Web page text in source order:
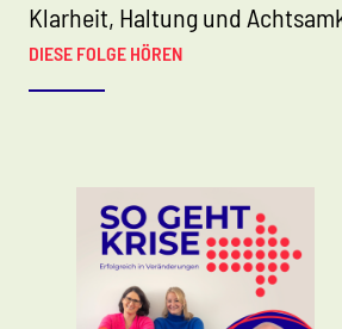
Klarheit, Haltung und
DIESE FOLGE HÖREN